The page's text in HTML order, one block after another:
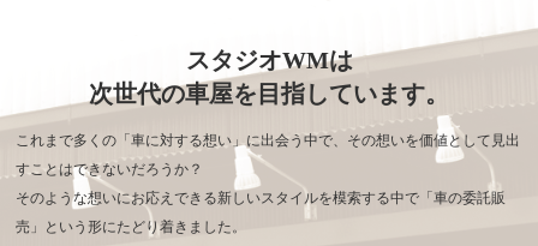
スタジオWMは
次世代の車屋を目指しています。
これまで多くの「車に対する想い」に出会う中で、その想いを価値として見出
すことはできないだろうか？
そのような想いにお応えできる新しいスタイルを模索する中で「車の委託販
売」という形にたどり着きました。